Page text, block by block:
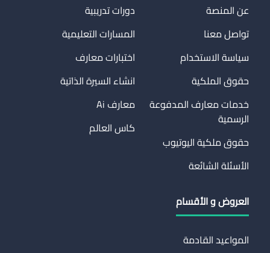
عن المنصة
تواصل معنا
سياسة الاستخدام
حقوق الملكية
خدمات معارف المدفوعة
الرسمية
حقوق ملكية اليوتيوب
الأسئلة الشائعة
دورات تدريبية
المسارات التعليمية
اختبارات معارف
انشاء السيرة الذاتية
معارف Ai
كاس العالم
العروض و الأقسام
المواعيد القادمة